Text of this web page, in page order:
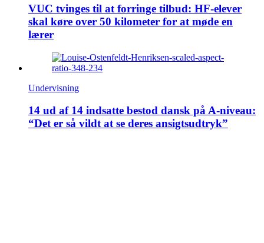
VUC tvinges til at forringe tilbud: HF-elever
skal køre over 50 kilometer for at møde en
lærer
Undervisning
14 ud af 14 indsatte bestod dansk på A-niveau:
“Det er så vildt at se deres ansigtsudtryk”